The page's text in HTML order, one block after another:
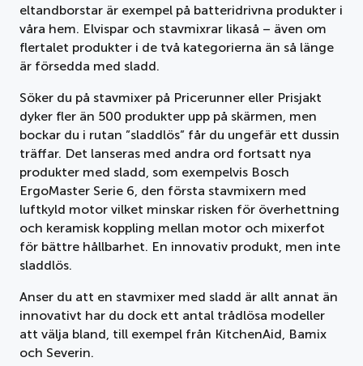
eltandborstar är exempel på batteridrivna produkter i
våra hem. Elvispar och stavmixrar likaså – även om
flertalet produkter i de två kategorierna än så länge
är försedda med sladd.
Söker du på stavmixer på Pricerunner eller Prisjakt
dyker fler än 500 produkter upp på skärmen, men
bockar du i rutan ”sladdlös” får du ungefär ett dussin
träffar. Det lanseras med andra ord fortsatt nya
produkter med sladd, som exempelvis Bosch
ErgoMaster Serie 6, den första stavmixern med
luftkyld motor vilket minskar risken för överhettning
och keramisk koppling mellan motor och mixerfot
för bättre hållbarhet. En innovativ produkt, men inte
sladdlös.
Anser du att en stavmixer med sladd är allt annat än
innovativt har du dock ett antal trådlösa modeller
att välja bland, till exempel från KitchenAid, Bamix
och Severin.